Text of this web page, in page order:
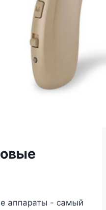
аппараты - самый